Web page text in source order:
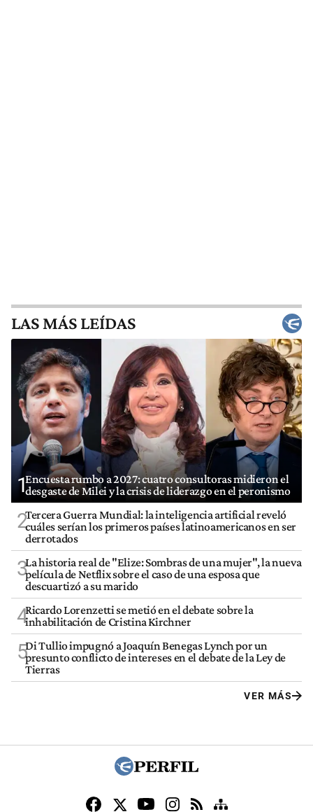
LAS MÁS LEÍDAS
1Encuesta rumbo a 2027: cuatro consultoras midieron el
desgaste de Milei y la crisis de liderazgo en el peronismo
2Tercera Guerra Mundial: la inteligencia artificial reveló
cuáles serían los primeros países latinoamericanos en ser
derrotados
3La historia real de "Elize: Sombras de una mujer", la nueva
película de Netflix sobre el caso de una esposa que
descuartizó a su marido
4Ricardo Lorenzetti se metió en el debate sobre la
inhabilitación de Cristina Kirchner
5Di Tullio impugnó a Joaquín Benegas Lynch por un
presunto conflicto de intereses en el debate de la Ley de
Tierras
VER MÁS